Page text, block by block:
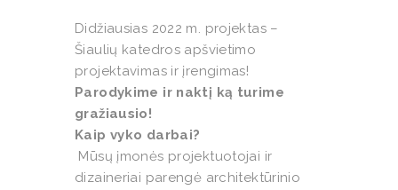
Didžiausias 2022 m. projektas –
Šiaulių katedros apšvietimo
projektavimas ir įrengimas!
Parodykime ir naktį ką turime
gražiausio!
Kaip vyko darbai?
Mūsų įmonės projektuotojai ir
dizaineriai parengė architektūrinio